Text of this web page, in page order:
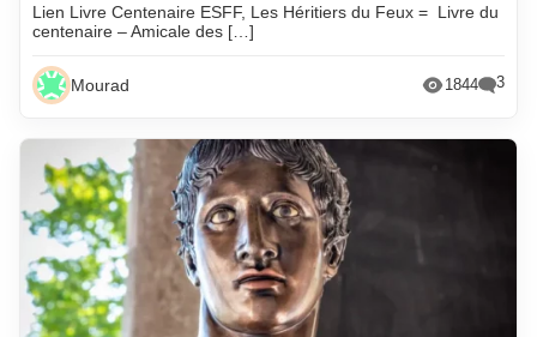
Lien Livre Centenaire ESFF, Les Héritiers du Feux = Livre du
centenaire – Amicale des […]
Mourad 1844 3